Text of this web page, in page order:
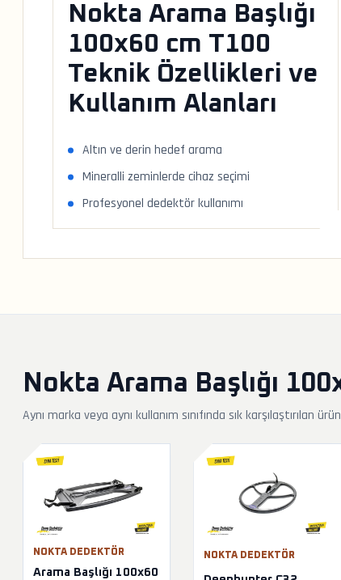
Nokta Arama Başlığı
100x60 cm T100
Teknik Özellikleri ve
Kullanım Alanları
Altın ve derin hedef arama
Mineralli zeminlerde cihaz seçimi
Profesyonel dedektör kullanımı
Nokta Arama Başlığı
Aynı marka veya aynı kullanım sınıfında sık karşılaştırılan
NOKTA DEDEKTÖR
Arama Başlığı 100x60
NOKTA DEDEKTÖR